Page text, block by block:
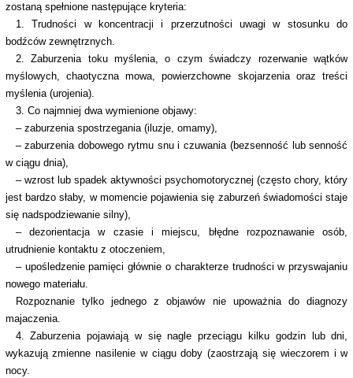
zostaną spełnione następujące kryteria:
1. Trudności w koncentracji i przerzutności uwagi w stosunku do
bodźców zewnętrznych.
2. Zaburzenia toku myślenia, o czym świadczy rozerwanie wątków
myślowych, chaotyczna mowa, powierzchowne skojarzenia oraz treści
myślenia (urojenia).
3. Co najmniej dwa wymienione objawy:
– zaburzenia spostrzegania (iluzje, omamy),
– zaburzenia dobowego rytmu snu i czuwania (bezsenność lub senność
w ciągu dnia),
– wzrost lub spadek aktywności psychomotorycznej (często chory, który
jest bardzo słaby, w momencie pojawienia się zaburzeń świadomości staje
się nadspodziewanie silny),
– dezorientacja w czasie i miejscu, błędne rozpoznawanie osób,
utrudnienie kontaktu z otoczeniem,
– upośledzenie pamięci głównie o charakterze trudności w przyswajaniu
nowego materiału.
Rozpoznanie tylko jednego z objawów nie upoważnia do diagnozy
majaczenia.
4. Zaburzenia pojawiają w się nagle przeciągu kilku godzin lub dni,
wykazują zmienne nasilenie w ciągu doby (zaostrzają się wieczorem i w
nocy.